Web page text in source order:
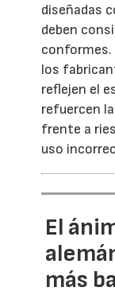
diseñadas
deben
conformes.
los
reflejen el
refuercen
frente a
uso
El
más